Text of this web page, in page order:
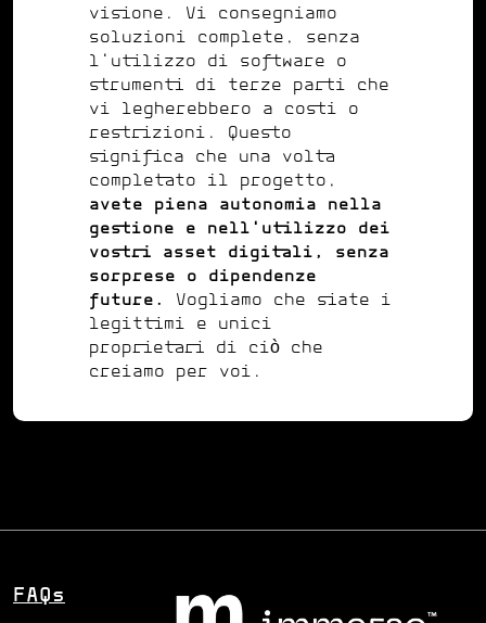
visione. Vi consegniamo
soluzioni complete, senza
l'utilizzo di software o
strumenti di terze parti che
vi legherebbero a costi o
restrizioni. Questo
significa che una volta
completato il progetto,
avete piena autonomia nella
gestione e nell'utilizzo dei
vostri asset digitali, senza
sorprese o dipendenze
future.
Vogliamo che siate i
legittimi e unici
proprietari di ciò che
creiamo per voi.
FAQs